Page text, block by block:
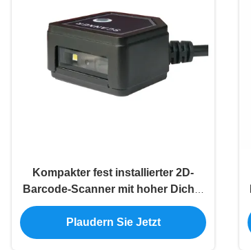
Kompakter fest installierter 2D-
Barcode-Scanner mit hoher Dichte
für PDF417 für Führerscheine
Plaudern Sie Jetzt